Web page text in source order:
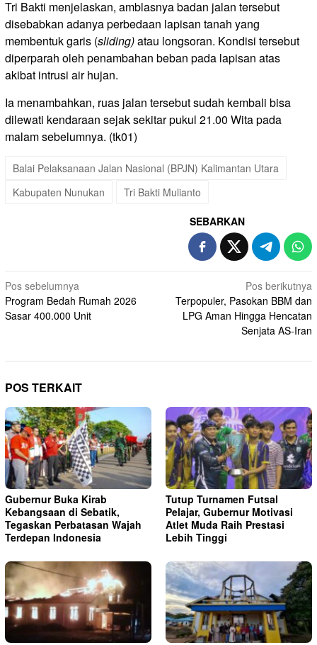
Tri Bakti menjelaskan, amblasnya badan jalan tersebut
disebabkan adanya perbedaan lapisan tanah yang
membentuk garis (sliding)atau longsoran. Kondisi tersebut
diperparah oleh penambahan beban pada lapisan atas
akibat intrusi air hujan.
Ia menambahkan, ruas jalan tersebut sudah kembali bisa
dilewati kendaraan sejak sekitar pukul 21.00 Wita pada
malam sebelumnya. (tk01)
Balai Pelaksanaan Jalan Nasional (BPJN) Kalimantan Utara
Kabupaten Nunukan
Tri Bakti Mulianto
SEBARKAN
Navigasi
pos
Pos sebelumnya
Program Bedah Rumah 2026
Sasar 400.000 Unit
Pos berikutnya
Terpopuler, Pasokan BBM dan
LPG Aman Hingga Hencatan
Senjata AS-Iran
POS TERKAIT
Gubernur Buka Kirab
Kebangsaan di Sebatik,
Tegaskan Perbatasan Wajah
Terdepan Indonesia
Tutup Turnamen Futsal
Pelajar, Gubernur Motivasi
Atlet Muda Raih Prestasi
Lebih Tinggi